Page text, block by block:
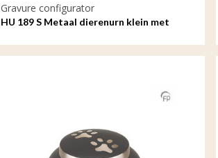
Gravure configurator
HU 189 S Metaal dierenurn klein met